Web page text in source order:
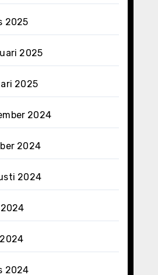
2025
2025
2025
2024
2024
2024
2024